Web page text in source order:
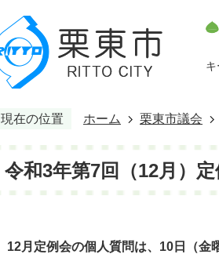
現在の位置 ホーム 栗東市議会
令和3年第7回（12月）
12月定例会の個人質問は、10日（金